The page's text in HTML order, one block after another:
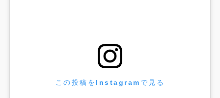
この投稿をInstagramで見る